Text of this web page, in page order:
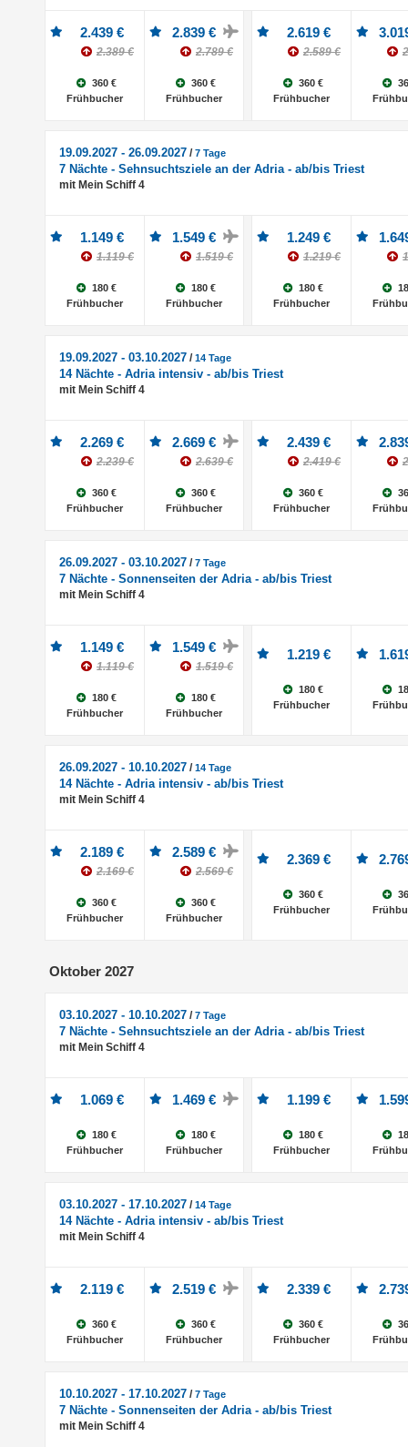
2.439 €
2.389 €
360 €
Frühbucher
2.839 €
2.789 €
360 €
Frühbucher
2.619 €
2.589 €
360 €
Frühbucher
19.09.2027 - 26.09.2027 /7 Tage
7 Nächte - Sehnsuchtsziele an der Adria - ab/bis Triest
mit Mein Schiff 4
1.149 €
1.119 €
180 €
Frühbucher
1.549 €
1.519 €
180 €
Frühbucher
1.249 €
1.219 €
180 €
Frühbucher
19.09.2027 - 03.10.2027 /14 Tage
14 Nächte - Adria intensiv - ab/bis Triest
mit Mein Schiff 4
2.269 €
2.239 €
360 €
Frühbucher
2.669 €
2.639 €
360 €
Frühbucher
2.439 €
2.419 €
360 €
Frühbucher
26.09.2027 - 03.10.2027 /7 Tage
7 Nächte - Sonnenseiten der Adria - ab/bis Triest
mit Mein Schiff 4
1.149 €
1.119 €
180 €
Frühbucher
1.549 €
1.519 €
180 €
Frühbucher
1.219 €
180 €
Frühbucher
26.09.2027 - 10.10.2027 /14 Tage
14 Nächte - Adria intensiv - ab/bis Triest
mit Mein Schiff 4
2.189 €
2.169 €
360 €
Frühbucher
2.589 €
2.569 €
360 €
Frühbucher
2.369 €
360 €
Frühbucher
Oktober 2027
03.10.2027 - 10.10.2027 /7 Tage
7 Nächte - Sehnsuchtsziele an der Adria - ab/bis Triest
mit Mein Schiff 4
1.069 €
180 €
Frühbucher
1.469 €
180 €
Frühbucher
1.199 €
180 €
Frühbucher
03.10.2027 - 17.10.2027 /14 Tage
14 Nächte - Adria intensiv - ab/bis Triest
mit Mein Schiff 4
2.119 €
360 €
Frühbucher
2.519 €
360 €
Frühbucher
2.339 €
360 €
Frühbucher
10.10.2027 - 17.10.2027 /7 Tage
7 Nächte - Sonnenseiten der Adria - ab/bis Triest
mit Mein Schiff 4